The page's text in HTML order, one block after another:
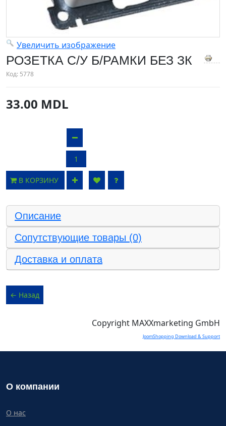
Увеличить изображение
РОЗЕТКА С/У Б/РАМКИ БЕЗ ЗК
Код: 5778
33.00 MDL
В КОРЗИНУ
Описание
Сопутствующие товары (0)
Доставка и оплата
Copyright MAXXmarketing GmbH
JoomShopping Download & Support
О компании
О нас